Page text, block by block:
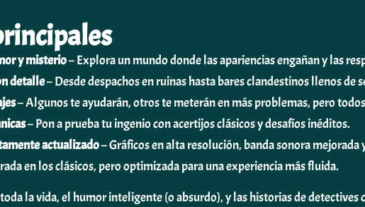
y misterio– Explora un mundo donde las apariencias engañan y las
detalle– Desde despachos en ruinas hasta bares clandestinos llenos de
– Algunos te ayudarán, otros te meterán en más problemas, pero
– Pon a prueba tu ingenio con acertijos clásicos y desafíos inéditos.
actualizado– Gráficos en alta resolución, banda sonora
en los clásicos, pero optimizada para una experiencia más fluida.
la vida, el humor inteligente (o absurdo), y las historias de detectives